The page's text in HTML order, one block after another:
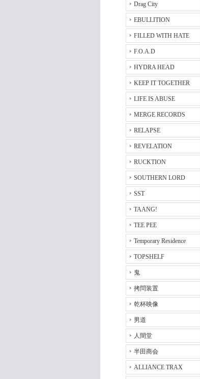
Drag City
EBULLITION
FILLED WITH HATE
F.O.A.D
HYDRA HEAD
KEEP IT TOGETHER
LIFE IS ABUSE
MERGE RECORDS
RELAPSE
REVELATION
RUCKTION
SOUTHERN LORD
SST
TAANG!
TEE PEE
Temporary Residence
TOPSHELF
鬼
拷問装置
乾杯映像
男道
人間堂
半田商会
ALLIANCE TRAX